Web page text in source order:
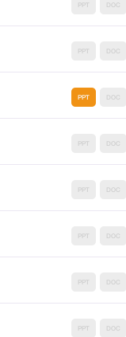
PPT DOC
PPT DOC
PPT DOC
PPT DOC
PPT DOC
PPT DOC
PPT DOC
PPT DOC